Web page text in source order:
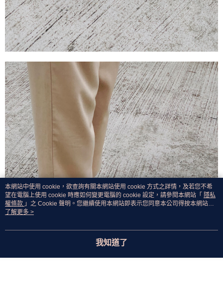
本網站中使用 cookie，欲查詢有關本網站使用 cookie 方式之詳情，及若您不希
望在電腦上使用 cookie 時應如何變更電腦的 cookie 設定，請參閱本網站「 隱私
權條款 」之 Cookie 聲明。您繼續使用本網站即表示您同意本公司得按本網站使
用條款之 Cookie 聲明使用 cookie。
了解更多 >
我知道了